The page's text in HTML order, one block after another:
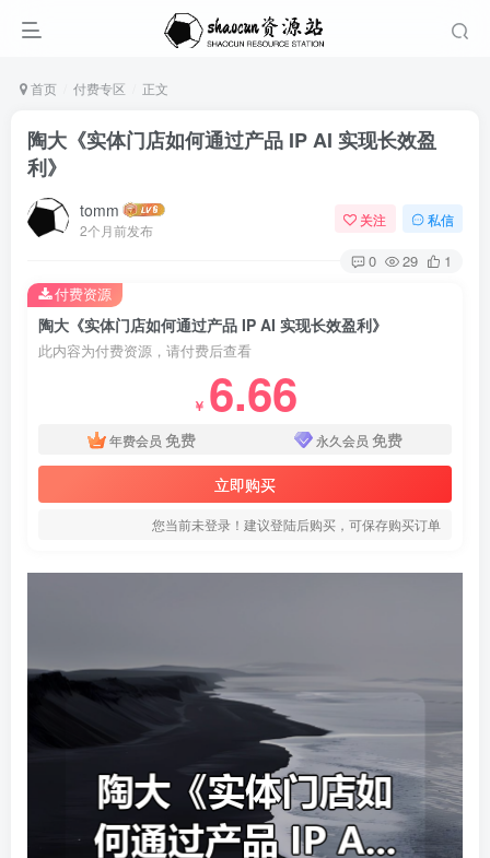
首页 付费专区 正文
陶大《实体门店如何通过产品 IP AI 实现长效盈
利》
tomm
2个月前发布
关注 私信
0 29 1
陶大《实体门店如何通过产品 IP AI 实现长效盈利》
此内容为付费资源，请付费后查看
￥ 6.66
年费会员 免费 永久会员 免费
立即购买
您当前未登录！建议登陆后购买，可保存购买订单
付费资源